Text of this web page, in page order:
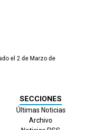
el 2 de Marzo de
SECCIONES
Últimas Noticias
Archivo